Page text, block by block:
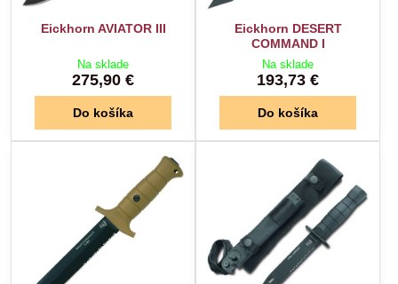
Eickhorn AVIATOR III
Na sklade
275,90 €
Do košíka
Eickhorn DESERT
COMMAND I
Na sklade
193,73 €
Do košíka